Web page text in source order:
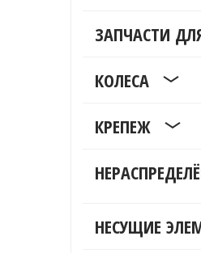
ЗАПЧАСТИ
КОЛЕСА
КРЕПЕЖ
НЕСУЩИЕ